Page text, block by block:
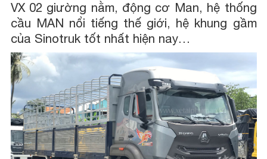
VX 02 giường nằm, động cơ Man, hệ thống
cầu MAN nổi tiếng thế giới, hệ khung gầm
của Sinotruk tốt nhất hiện nay…